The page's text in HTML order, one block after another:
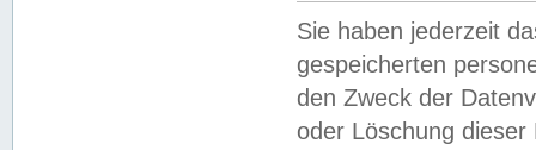
Sie haben jederzeit
gespeicherten
den Zweck der
oder Löschung